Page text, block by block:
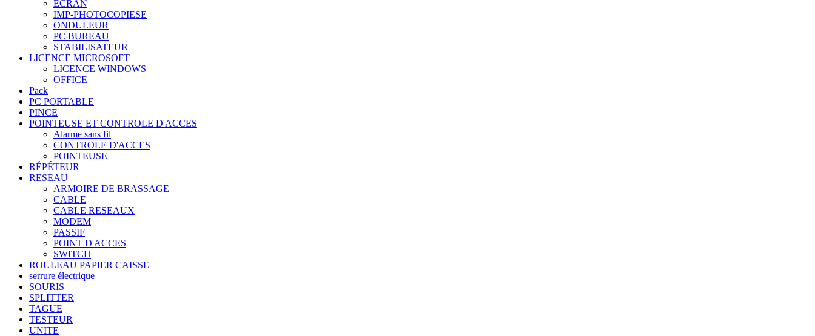
ECRAN
IMP-PHOTOCOPIESE
ONDULEUR
PC BUREAU
STABILISATEUR
LICENCE MICROSOFT
LICENCE WINDOWS
OFFICE
Pack
PC PORTABLE
PINCE
POINTEUSE ET CONTROLE D'ACCES
Alarme sans fil
CONTROLE D'ACCES
POINTEUSE
RÉPÉTEUR
RESEAU
ARMOIRE DE BRASSAGE
CABLE
CABLE RESEAUX
MODEM
PASSIF
POINT D'ACCES
SWITCH
ROULEAU PAPIER CAISSE
serrure électrique
SOURIS
SPLITTER
TAGUE
TESTEUR
UNITE